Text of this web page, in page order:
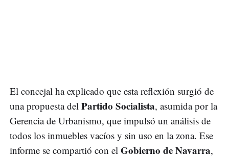
El concejal ha explicado que esta reflexión surgió de
una propuesta del Partido Socialista, asumida por la
Gerencia de Urbanismo, que impulsó un análisis de
todos los inmuebles vacíos y sin uso en la zona. Ese
informe se compartió con el Gobierno de Navarra,